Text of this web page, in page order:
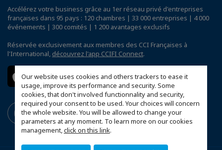
Our website uses cookies and others trackers to ease it
usage, improve its performance and security. Some
cookies, that don't involved functionnality and security,
required your consent to be used. Your choices will concern
the whole website. You will be allowed to change your
parameters at any moment. To learn more on our cookies
management,click on this link.
Accélérez votre business grâce au 1er réseau privé d'entreprises
françaises dans 95 pays : 120 chambres | 33 000 entreprises | 4 000
événements | 300 comités | 1 200 avantages exclusifs
Réservée exclusivement aux membres des CCI Françaises à
l'International, découvrez l'app CCIFI Connect.